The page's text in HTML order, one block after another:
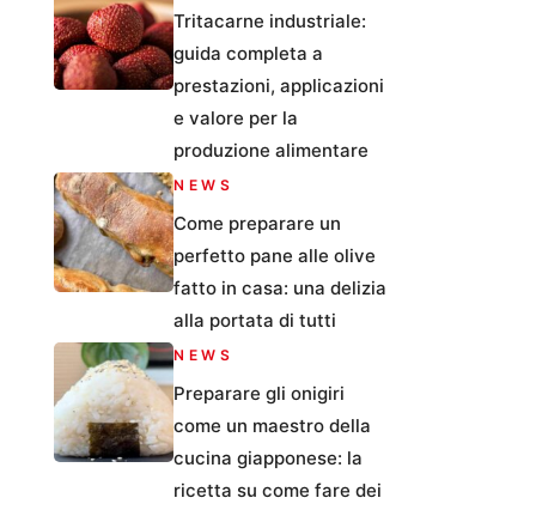
Tritacarne industriale:
guida completa a
prestazioni, applicazioni
e valore per la
produzione alimentare
NEWS
Come preparare un
perfetto pane alle olive
fatto in casa: una delizia
alla portata di tutti
NEWS
Preparare gli onigiri
come un maestro della
cucina giapponese: la
ricetta su come fare dei